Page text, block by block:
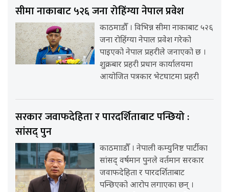
सीमा नाकाबाट ५२६ जना रोहिंग्या नेपाल प्रवेश
काठमाडौँ । विभिन्न सीमा नाकाबाट ५२६
जना रोहिंग्या नेपाल प्रवेश गरेको
पाइएको नेपाल प्रहरीले जनाएको छ ।
शुक्रबार प्रहरी प्रधान कार्यालयमा
आयोजित पत्रकार भेटघाटमा प्रहरी
सरकार जवाफदेहिता र पारदर्शिताबाट पन्छियो :
सांसद् पुन
काठमााडौँ । नेपाली कम्युनिष्ट पार्टीका
सांसद् वर्षमान पुनले वर्तमान सरकार
जवाफदेहिता र पारदर्शिताबाट
पन्छिएको आरोप लगाएका छन् ।